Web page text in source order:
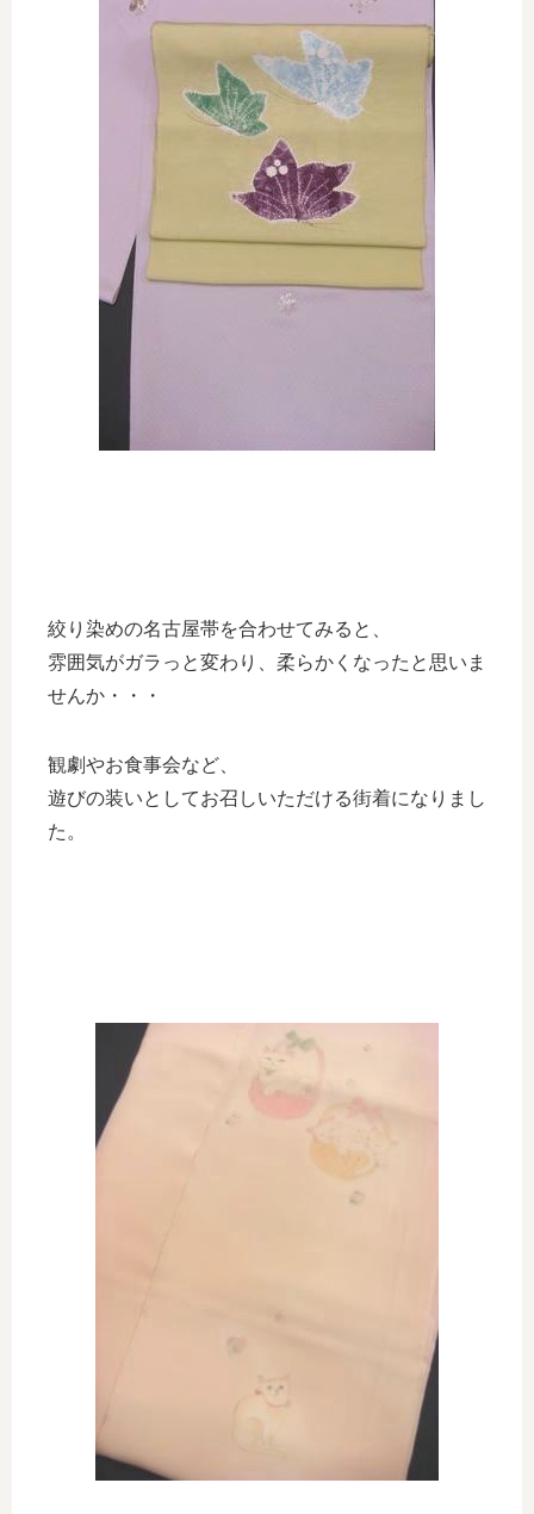
絞り染めの名古屋帯を合わせてみると、
雰囲気がガラっと変わり、柔らかくなったと思いま
せんか・・・
観劇やお食事会など、
遊びの装いとしてお召しいただける街着になりまし
た。